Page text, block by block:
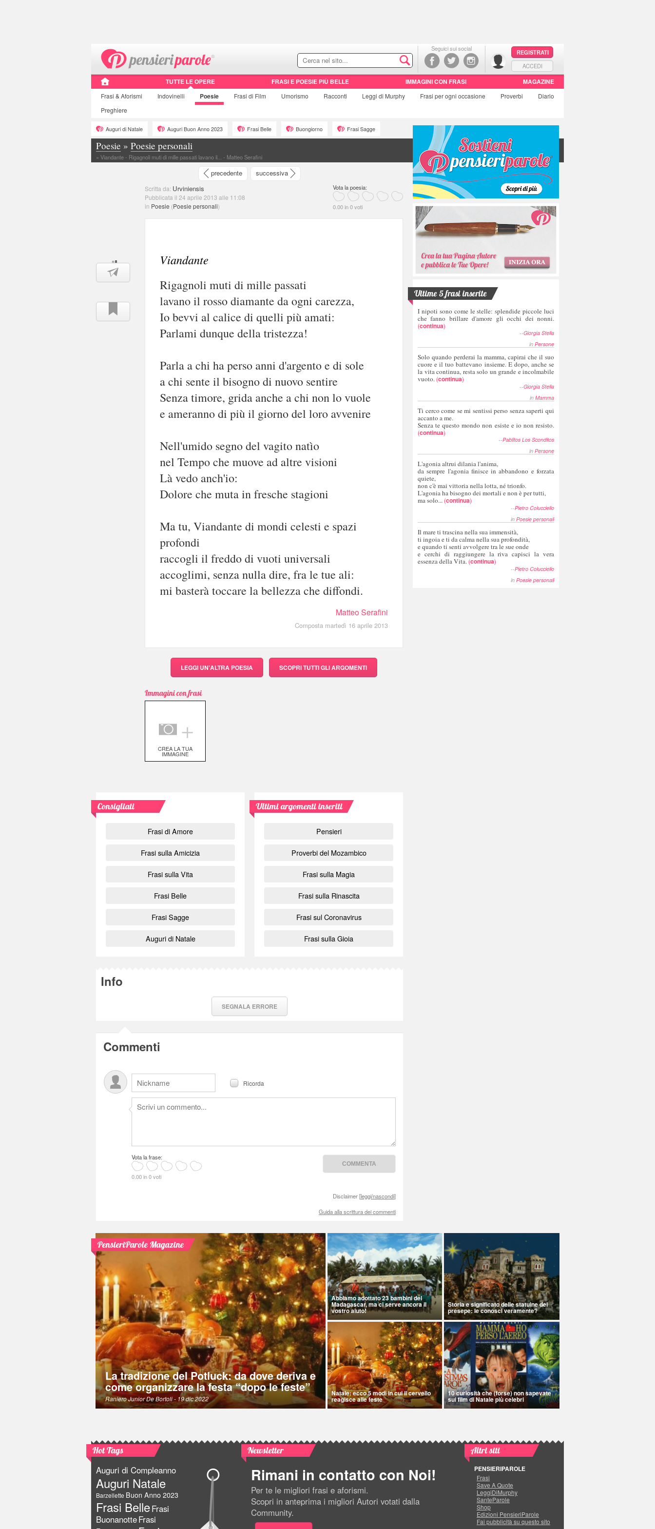
Seguici sui social
REGISTRATI
ACCEDI
TUTTE LE OPERE FRASI E POESIE PIÙ BELLE IMMAGINI CON FRASI MAGAZINE
Frasi & Aforismi Indovinelli Poesie Frasi di Film Umorismo Racconti Leggi di Murphy Frasi per ogni occasione Proverbi
Diario
Preghiere
Auguri di Natale Auguri Buon Anno 2023 Frasi Belle Buongiorno Frasi Sagge
Poesie » Poesie personali
» Viandante - Rigagnoli muti di mille passati lavano il... - Matteo Serafini
precedente successiva
Scritta da: Urviniensis
Pubblicata il 24 aprile 2013 alle 11:08
in Poesie (Poesie personali)
Vota la poesia:
0.00 in 0 voti
Viandante
Rigagnoli muti di mille passati
lavano il rosso diamante da ogni carezza,
Io bevvi al calice di quelli più amati:
Parlami dunque della tristezza!
Parla a chi ha perso anni d'argento e di sole
a chi sente il bisogno di nuovo sentire
Senza timore, grida anche a chi non lo vuole
e ameranno di più il giorno del loro avvenire
Nell'umido segno del vagito natìo
nel Tempo che muove ad altre visioni
Là vedo anch'io:
Dolore che muta in fresche stagioni
Ma tu, Viandante di mondi celesti e spazi
profondi
raccogli il freddo di vuoti universali
accoglimi, senza nulla dire, fra le tue ali:
mi basterà toccare la bellezza che diffondi.
Matteo Serafini
Composta martedì 16 aprile 2013
LEGGI UN'ALTRA POESIA SCOPRITUTTI GLI ARGOMENTI
Immagini con frasi
＋
CREA LA TUA
IMMAGINE
Consigliati
Frasi di Amore
Frasi sulla Amicizia
Frasi sulla Vita
Frasi Belle
Frasi Sagge
Auguri di Natale
Ultimi argomenti inseriti
Pensieri
Proverbi del Mozambico
Frasi sulla Magia
Frasi sulla Rinascita
Frasi sul Coronavirus
Frasi sulla Gioia
Info
SEGNALA ERRORE
Commenti
Ricorda
Vota la frase:
0.00 in 0 voti
Disclaimer [leggi/nascondi]
Guida alla scrittura dei commenti
Ultime 5 frasi inserite
I nipoti sono come le stelle: splendide piccole luci
che fanno brillare d'amore gli occhi dei nonni.
(continua)
--Giorgia Stella
in Persone
Solo quando perderai la mamma, capirai che il suo
cuore e il tuo battevano insieme. E dopo, anche se
la vita continua, resta solo un grande e incolmabile
vuoto. (continua)
--Giorgia Stella
in Mamma
Ti cerco come se mi sentissi perso senza saperti qui
accanto a me.
Senza te questo mondo non esiste e io non resisto.
(continua)
--Pablitos Los Sconditos
in Persone
L'agonia altrui dilania l'anima,
da sempre l'agonia finisce in abbandono e forzata
quiete,
non c'è mai vittoria nella lotta, né trionfo.
L'agonia ha bisogno dei mortali e non è per tutti,
ma solo... (continua)
--Pietro Colucciello
in Poesie personali
Il mare ti trascina nella sua immensità,
ti ingoia e ti da calma nella sua profondità,
e quando ti senti avvolgere tra le sue onde
e cerchi di raggiungere la riva capisci la vera
essenza della Vita. (continua)
--Pietro Colucciello
in Poesie personali
PensieriParole Magazine
La tradizione del Potluck: da dove deriva e
come organizzare la festa “dopo le feste”
Raniero Junior De Bortoli- 19 dic 2022
Abbiamo adottato 23 bambini del
Madagascar, ma ci serve ancora il
vostro aiuto!
Storia e significato delle statuine del
presepe: le conosci veramente?
Natale: ecco 5 modi in cui il cervello
reagisce alle feste
10 curiosità che (forse) non sapevate
sui film di Natale più celebri
Hot Tags
Auguri di Compleanno
Auguri Natale
Barzellette Buon Anno 2023
Frasi BelleFrasi
BuonanotteFrasi
Newsletter
Rimani in contatto con Noi!
Per te le migliori frasi e aforismi.
Scopri in anteprima i migliori Autori votati dalla
Community.
Altri siti
PENSIERIPAROLE
Frasi
Save A Quote
LeggiDiMurphy
SanteParole
Shop
Edizioni PensieriParole
Fai pubblicità su questo sito